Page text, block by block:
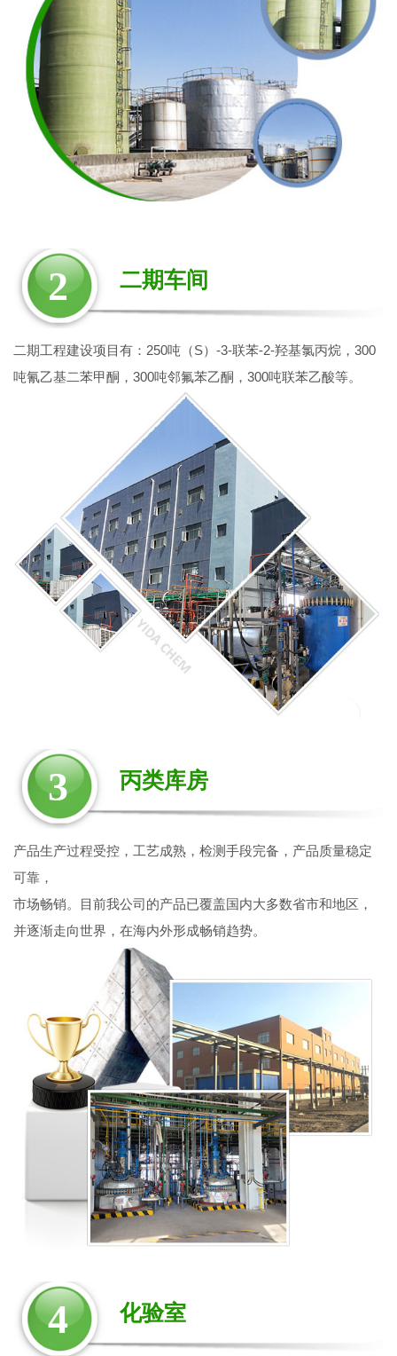
2 二期车间
二期工程建设项目有：250吨（S）-3-联苯-2-羟基氯丙烷，300
吨氰乙基二苯甲酮，300吨邻氟苯乙酮，300吨联苯乙酸等。
3 丙类库房
产品生产过程受控，工艺成熟，检测手段完备，产品质量稳定
可靠，
市场畅销。目前我公司的产品已覆盖国内大多数省市和地区，
并逐渐走向世界，在海内外形成畅销趋势。
4 化验室